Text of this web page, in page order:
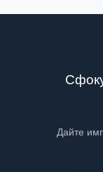
Дайте